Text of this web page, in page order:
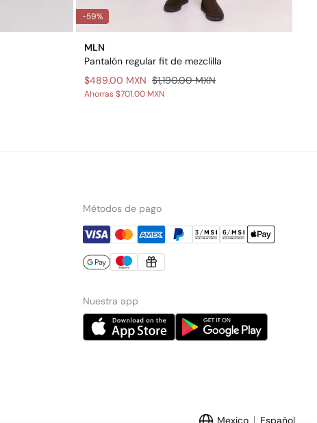
-59%
MLN
Pantalón regular fit de mezclilla
$489.00 MXN $1,190.00 MXN
Ahorras$701.00 MXN
Métodos de pago
Nuestra app
Mexico Español